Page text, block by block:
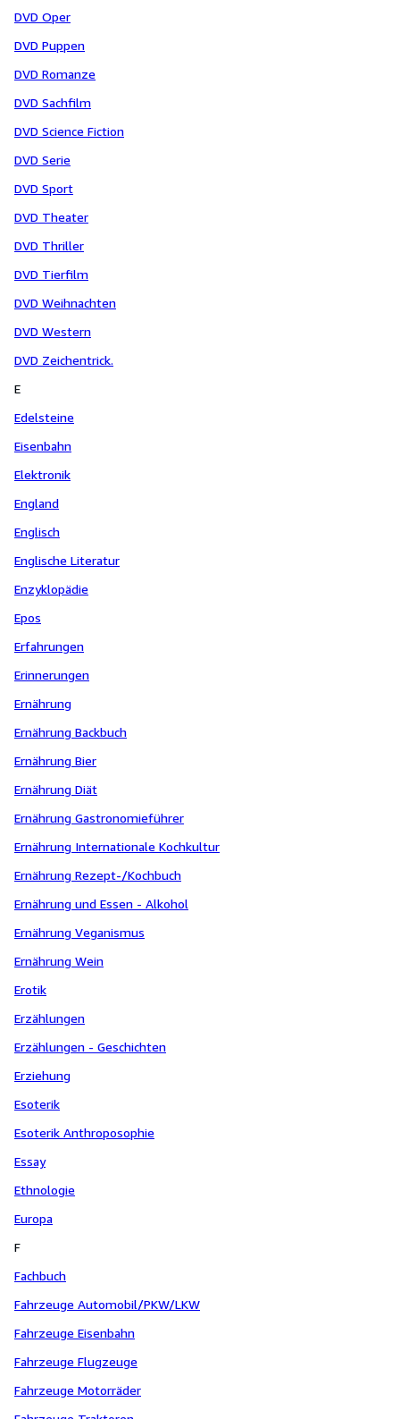
DVD Oper
DVD Puppen
DVD Romanze
DVD Sachfilm
DVD Science Fiction
DVD Serie
DVD Sport
DVD Theater
DVD Thriller
DVD Tierfilm
DVD Weihnachten
DVD Western
DVD Zeichentrick.
E
Edelsteine
Eisenbahn
Elektronik
England
Englisch
Englische Literatur
Enzyklopädie
Epos
Erfahrungen
Erinnerungen
Ernährung
Ernährung Backbuch
Ernährung Bier
Ernährung Diät
Ernährung Gastronomieführer
Ernährung Internationale Kochkultur
Ernährung Rezept-/Kochbuch
Ernährung und Essen - Alkohol
Ernährung Veganismus
Ernährung Wein
Erotik
Erzählungen
Erzählungen - Geschichten
Erziehung
Esoterik
Esoterik Anthroposophie
Essay
Ethnologie
Europa
F
Fachbuch
Fahrzeuge Automobil/PKW/LKW
Fahrzeuge Eisenbahn
Fahrzeuge Flugzeuge
Fahrzeuge Motorräder